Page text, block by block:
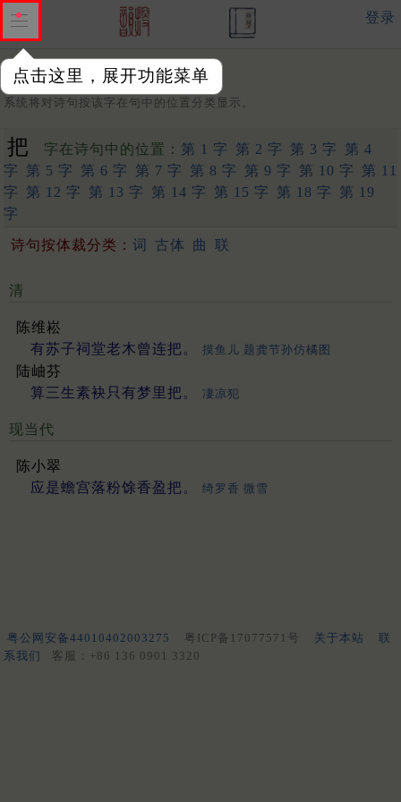
点击这里，展开功能菜单
登录
字：
系统将对诗句按该字在句中的位置分类显示。
把 字在诗句中的位置： 第 1 字 第 2 字 第 3 字
第 4
字
第 5 字 第 6 字 第 7 字 第 8 字 第 9 字 第 10 字
第 11
字
第 12 字 第 13 字 第 14 字 第 15 字 第 18 字
第 19
字
诗句按体裁分类： 词 古体 曲 联
清
陈维崧
有苏子祠堂老木曾连把。
摸鱼儿 题龚节孙仿橘图
陆岫芬
算三生素袂只有梦里把。
凄凉犯
现当代
陈小翠
应是蟾宫落粉馀香盈把。
绮罗香 微雪
粤公网安备44010402003275 粤ICP备17077571号 关于本站
联
系我们
客服：+86 136 0901 3320